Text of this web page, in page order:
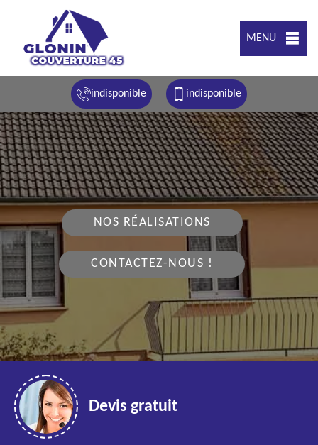
MENU
indisponible indisponible
NOS RÉALISATIONS
CONTACTEZ-NOUS !
Devis gratuit